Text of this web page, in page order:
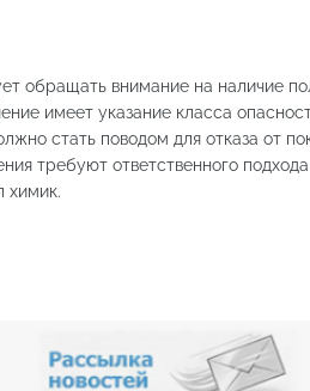
обращать внимание на наличие
имеет указание класса
стать поводом для отказа от
требуют ответственного
химик.